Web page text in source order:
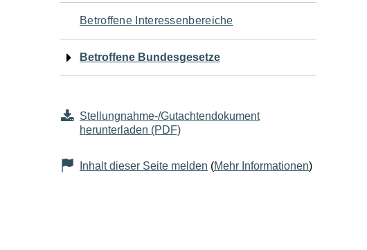
für
den
Seiteninhalt
Betroffene Interessenbereiche
Betroffene Bundesgesetze
Stellungnahme-/Gutachtendokument
herunterladen (PDF)
Inhalt dieser Seite melden (Mehr Informationen)